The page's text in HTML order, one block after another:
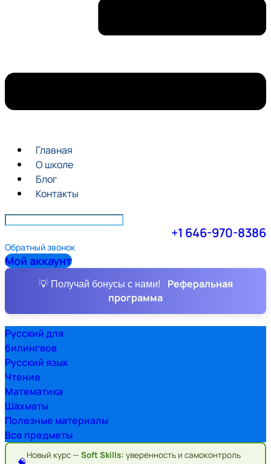
Главная
О школе
Блог
Контакты
+1 646-970-8386
Обратный звонок
Мой аккаунт
💡 Получай бонусы с нами!
Реферальная
программа
Русский для
билингвов
Русский язык
Чтение
Математика
Шахматы
Полезные материалы
Все предметы
Новый курс — Soft Skills: уверенность и самоконтроль